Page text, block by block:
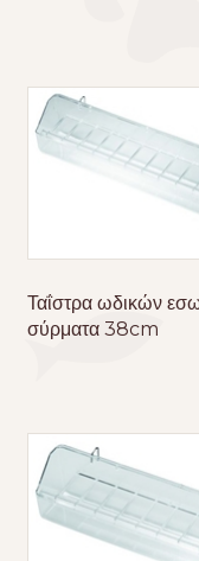
Ταΐστρα ωδικών
σύρματα 38cm